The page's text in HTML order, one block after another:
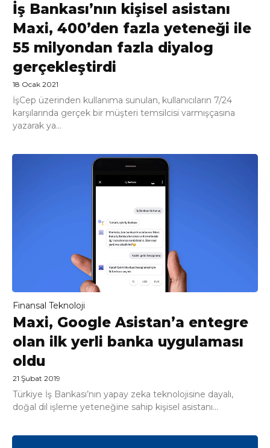
İş Bankası’nın kişisel asistanı
Maxi, 400’den fazla yeteneği ile
55 milyondan fazla diyalog
gerçekleştirdi
18 Ocak 2021
İşCep üzerinden kullanıma sunulan, kullanıcıların 7/24
karşılarında gerçek bir müşteri temsilcisi varmışçasına
yazarak ya...
Finansal Teknoloji
Maxi, Google Asistan’a entegre
olan ilk yerli banka uygulaması
oldu
21 Şubat 2019
Türkiye İş Bankası’nın yapay zeka teknolojisine dayalı,
doğal dil işleme yeteneğine sahip kişisel asistanı...